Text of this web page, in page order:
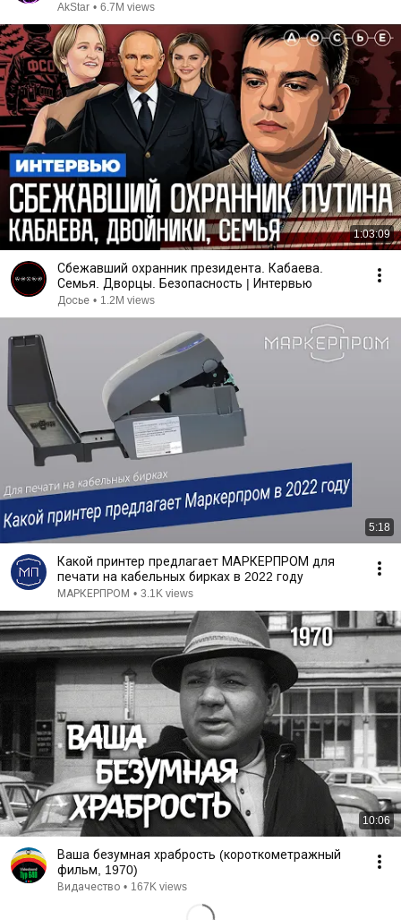
AkStar • 6.7M views
1:03:09
Сбежавший охранник президента. Кабаева.
Семья. Дворцы. Безопасность | Интервью
Досье • 1.2M views
5:18
Какой принтер предлагает МАРКЕРПРОМ для
печати на кабельных бирках в 2022 году
МАРКЕРПРОМ • 3.1K views
10:06
Ваша безумная храбрость (короткометражный
фильм, 1970)
Видачество • 167K views